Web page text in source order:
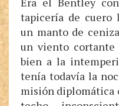
tapicería de cuero
un manto de
un viento cortante
bien a la
tenía todavía la
misión diplomática